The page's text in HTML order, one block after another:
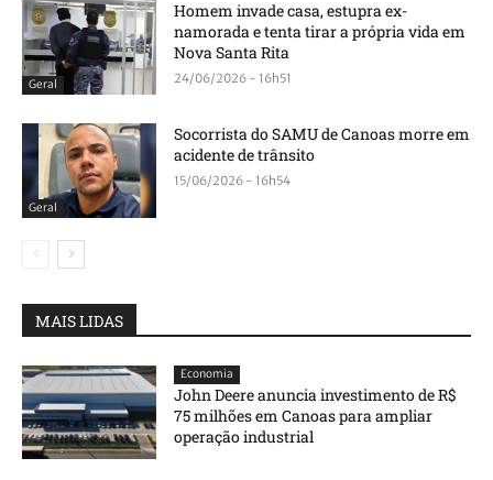
Geral
Homem invade casa, estupra ex-
namorada e tenta tirar a própria vida em
Nova Santa Rita
24/06/2026 - 16h51
Geral
Socorrista do SAMU de Canoas morre em
acidente de trânsito
15/06/2026 - 16h54
MAIS LIDAS
Economia
John Deere anuncia investimento de R$
75 milhões em Canoas para ampliar
operação industrial